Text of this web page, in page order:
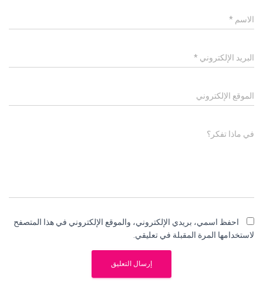
الاسم *
البريد الإلكتروني *
الموقع الإلكتروني
في ماذا تفكر؟
احفظ اسمي، بريدي الإلكتروني، والموقع الإلكتروني في هذا المتصفح
لاستخدامها المرة المقبلة في تعليقي.